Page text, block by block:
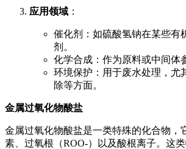
应用领域 ：
催化剂：如硫酸氢钠在某些有
剂。
化学合成：作为原料或中间体
环境保护：用于废水处理，尤
除等方面。
金属过氧化物酸盐
金属过氧化物酸盐是一类特殊的化合物，
素、过氧根（ROO-）以及酸根离子。这